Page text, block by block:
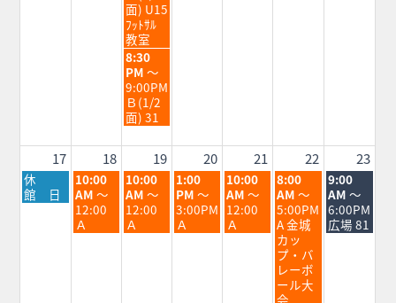
月
12th
2026
面) U15
ﾌｯﾄｻﾙ
教室
水
曜
日,
8
月
12th
2026
8:30
PM ～
9:00PM
Ｂ(1/2
面) 31
17 18 19 20 21 22 23
月
曜
日,
休
館 日
火
曜
日,
8
月
10:00
AM ～
12:00
Ａ
水
曜
日,
8
月
10:00
AM ～
12:00
Ａ
木
曜
日,
8
月
1:00
PM ～
3:00PM
Ａ
金
曜
日,
8
月
10:00
AM ～
12:00
Ａ
土
曜
日,
8
月
22nd
2026
8:00
AM ～
5:00PM
A 金城
カッ
プ・バ
レーボ
ール大
会
日
曜
日,
8
月
9:00
AM ～
6:00PM
広場 81